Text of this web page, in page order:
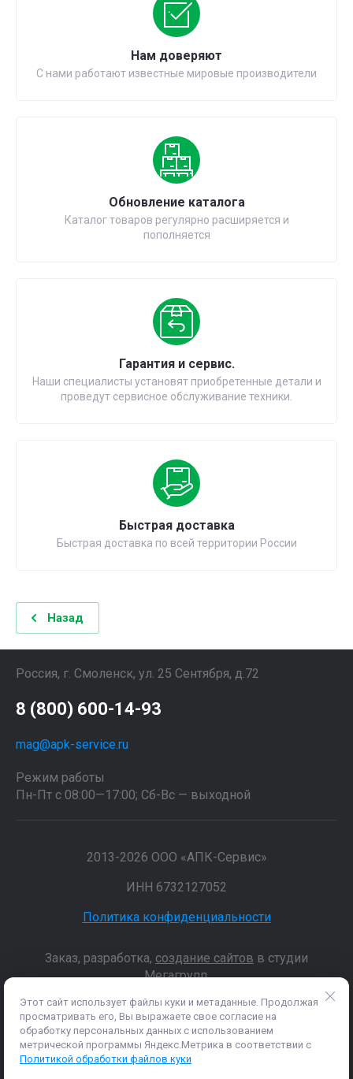
Нам доверяют
С нами работают известные мировые производители
Обновление каталога
Каталог товаров регулярно расширяется и
пополняется
Гарантия и сервис.
Наши специалисты установят приобретенные детали и
проведут сервисное обслуживание техники.
Быстрая доставка
Быстрая доставка по всей территории России
Назад
Россия, г. Смоленск, ул. 25 Сентября, д.72
8 (800) 600-14-93
mag@apk-service.ru
Режим работы
Пн-Пт с 08:00—17:00; Сб-Вс — выходной
2013-2026 ООО «АПК-Сервис»
ИНН 6732127052
Политика конфиденциальности
Заказ, разработка, создание сайтов в студии
Мегагрупп.
Данные о товарах и услугах, включая цены и технические
характеристики, представленные на сайте, не являются
публичной офертой, определяемой положениями Статьи 437 (2)
ГК РФ, а носят исключительно информационный характер. Для
Этот сайт использует файлы куки и метаданные. Продолжая
просматривать его, Вы выражаете свое согласие на
обработку персональных данных с использованием
метрической программы Яндекс.Метрика в соответствии с
Политикой обработки файлов куки